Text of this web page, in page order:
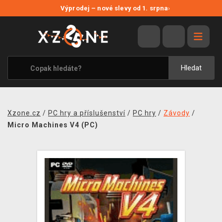
Výprodej – nové slevy od 1. srpna›
Hledat
VÝPRODEJ
VIDEOHRY
XZONE ORIGINALS
TÉMATIKY
MERCHANDISE
PRODEJNY
Xzone.cz / PC hry a příslušenství / PC hry / Závody /
Micro Machines V4 (PC)